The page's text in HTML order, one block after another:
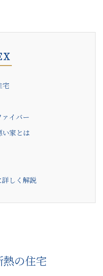
宅
ァイバー
い家とは
詳しく解説
の住宅